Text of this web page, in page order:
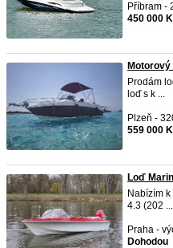
Příbram -
450 000
Prodám
loď s k ...
Plzeň -
559 000
Loď
Nabízím
4.3 (202 ...
Praha -
Dohodou